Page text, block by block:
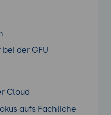
bei der GFU
Cloud
aufs Fachliche